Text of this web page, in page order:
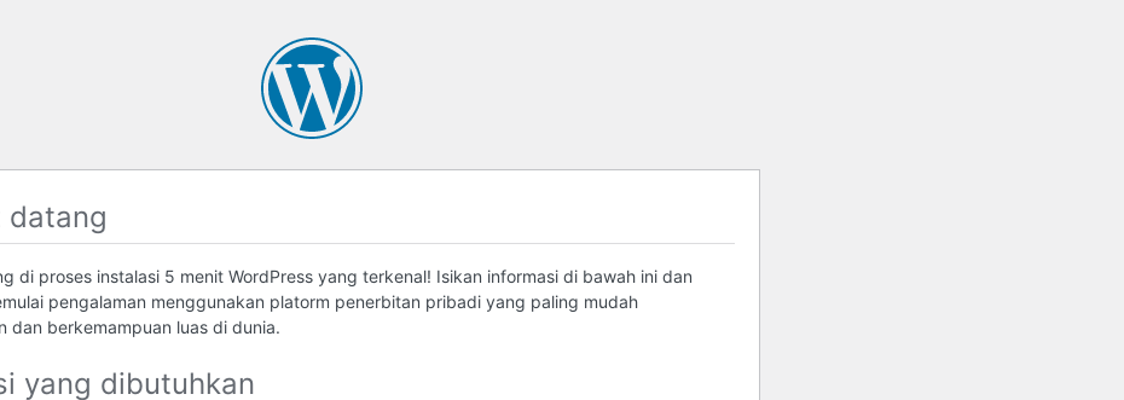
datang
di proses instalasi 5 menit WordPress yang terkenal! Isikan informasi di bawah ini dan
pengalaman menggunakan platorm penerbitan pribadi yang paling mudah
dan berkemampuan luas di dunia.
yang dibutuhkan